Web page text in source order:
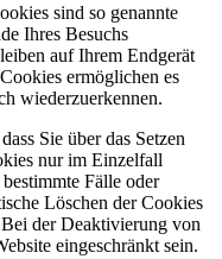
sind so genannte
Ihres Besuchs
auf Ihrem Endgerät
ermöglichen es
wiederzuerkennen.
Sie über das Setzen
nur im Einzelfall
Fälle oder
Löschen der Cookies
der Deaktivierung von
eingeschränkt sein.